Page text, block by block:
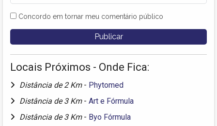
Concordo em tornar meu comentário público
Locais Próximos - Onde Fica:
Distância de 2 Km - Phytomed
Distância de 3 Km - Art e Fórmula
Distância de 3 Km - Byo Fórmula